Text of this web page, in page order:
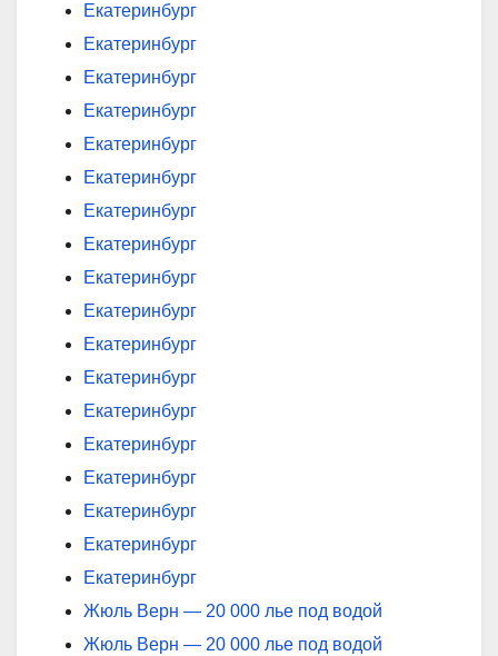
Екатеринбург
Екатеринбург
Екатеринбург
Екатеринбург
Екатеринбург
Екатеринбург
Екатеринбург
Екатеринбург
Екатеринбург
Екатеринбург
Екатеринбург
Екатеринбург
Екатеринбург
Екатеринбург
Екатеринбург
Екатеринбург
Екатеринбург
Екатеринбург
Жюль Верн — 20 000 лье под водой
Жюль Верн — 20 000 лье под водой